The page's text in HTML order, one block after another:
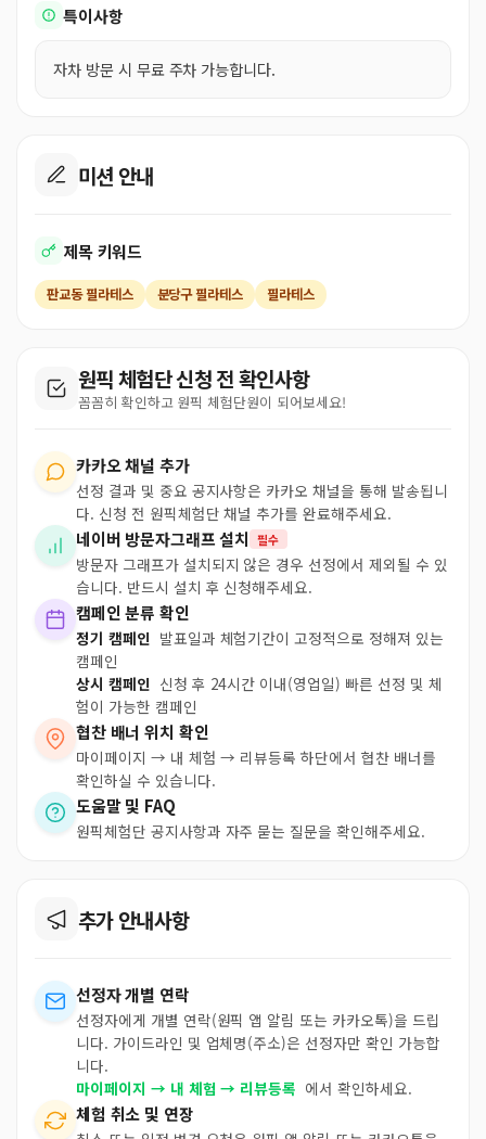
특이사항
자차 방문 시 무료 주차 가능합니다.
미션 안내
제목 키워드
판교동 필라테스 분당구 필라테스 필라테스
원픽 체험단 신청 전 확인사항
꼼꼼히 확인하고 원픽 체험단원이 되어보세요!
카카오 채널 추가
선정 결과 및 중요 공지사항은 카카오 채널을 통해 발송됩니
다. 신청 전 원픽체험단 채널 추가를 완료해주세요.
네이버 방문자그래프 설치 필수
방문자 그래프가 설치되지 않은 경우 선정에서 제외될 수 있
습니다. 반드시 설치 후 신청해주세요.
캠페인 분류 확인
정기 캠페인 발표일과 체험기간이 고정적으로 정해져 있는
캠페인
상시 캠페인 신청 후 24시간 이내(영업일) 빠른 선정 및 체
험이 가능한 캠페인
협찬 배너 위치 확인
마이페이지 → 내 체험 → 리뷰등록 하단에서 협찬 배너를
확인하실 수 있습니다.
도움말 및 FAQ
원픽체험단 공지사항과 자주 묻는 질문을 확인해주세요.
추가 안내사항
선정자 개별 연락
선정자에게 개별 연락(원픽 앱 알림 또는 카카오톡)을 드립
니다. 가이드라인 및 업체명(주소)은 선정자만 확인 가능합
니다.
마이페이지 → 내 체험 → 리뷰등록 에서 확인하세요.
체험 취소 및 연장